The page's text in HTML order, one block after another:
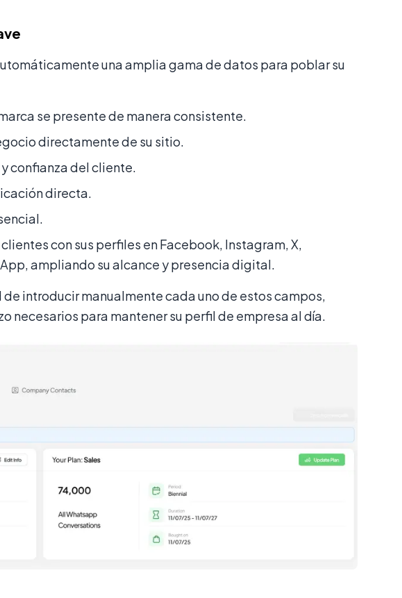
una amplia gama de datos para poblar su
se presente de manera consistente.
directamente de su sitio.
confianza del cliente.
directa.
con sus perfiles en Facebook, Instagram, X,
ampliando su alcance y presencia digital.
introducir manualmente cada uno de estos campos,
necesarios para mantener su perfil de empresa al día.